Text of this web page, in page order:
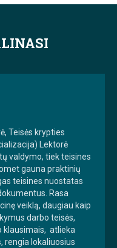
Teisės krypties
Lektorė
valdymo, tiek teisines
gauna praktinių
teisines nuostatas
Rasa
veiklą, daugiau kaip
darbo teisės,
klausimais, atlieka
rengia lokaliuosius